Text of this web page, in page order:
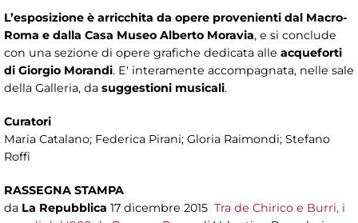
L’esposizione è arricchita da opere provenienti dal Macro-
Roma e dalla Casa Museo Alberto Moravia, e si conclude
con una sezione di opere grafiche dedicata alle acqueforti
di Giorgio Morandi. E' interamente accompagnata, nelle sale
della Galleria, da suggestioni musicali.
Curatori
Maria Catalano; Federica Pirani; Gloria Raimondi; Stefano
Roffi
RASSEGNA STAMPA
da La Repubblica 17 dicembre 2015 Tra de Chirico e Burri, i